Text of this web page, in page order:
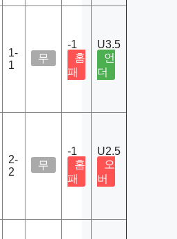
1-
1
무
-1
홈
패
U3.5
언
더
2-
2
무
-1
홈
패
U2.5
오
버